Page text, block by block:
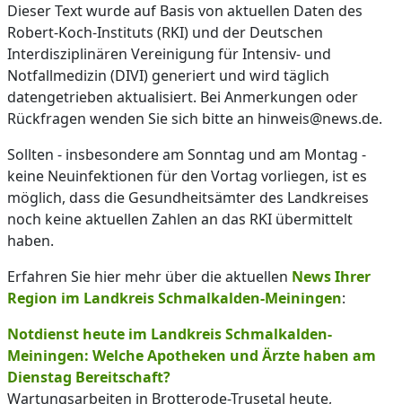
Dieser Text wurde auf Basis von aktuellen Daten des
Robert-Koch-Instituts (RKI) und der Deutschen
Interdisziplinären Vereinigung für Intensiv- und
Notfallmedizin (DIVI) generiert und wird täglich
datengetrieben aktualisiert. Bei Anmerkungen oder
Rückfragen wenden Sie sich bitte an hinweis@news.de.
Sollten - insbesondere am Sonntag und am Montag -
keine Neuinfektionen für den Vortag vorliegen, ist es
möglich, dass die Gesundheitsämter des Landkreises
noch keine aktuellen Zahlen an das RKI übermittelt
haben.
Erfahren Sie hier mehr über die aktuellen News Ihrer
Region im Landkreis Schmalkalden-Meiningen:
Notdienst heute im Landkreis Schmalkalden-
Meiningen: Welche Apotheken und Ärzte haben am
Dienstag Bereitschaft?
Wartungsarbeiten in Brotterode-Trusetal heute,